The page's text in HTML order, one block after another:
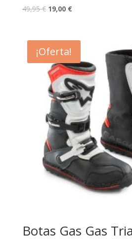
49,95€ 19,00 €
¡Oferta!
Botas Gas Gas